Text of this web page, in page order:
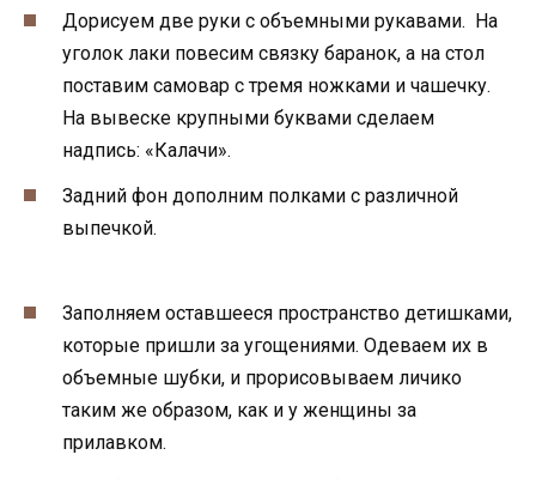
Дорисуем две руки с объемными рукавами. На
уголок лаки повесим связку баранок, а на стол
поставим самовар с тремя ножками и чашечку.
На вывеске крупными буквами сделаем
надпись: «Калачи».
Задний фон дополним полками с различной
выпечкой.
Заполняем оставшееся пространство детишками,
которые пришли за угощениями. Одеваем их в
объемные шубки, и прорисовываем личико
таким же образом, как и у женщины за
прилавком.